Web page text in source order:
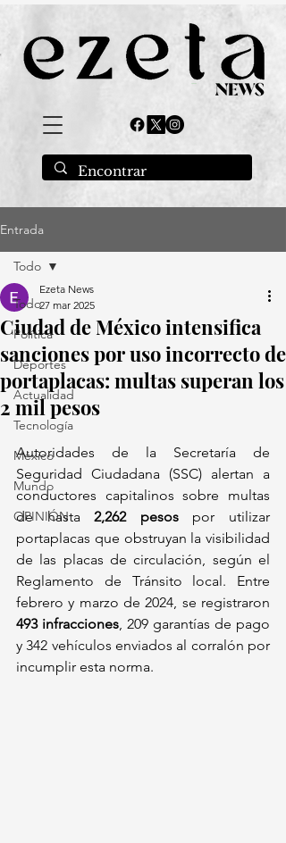
Entrada
Todo
Política
Deportes
Actualidad
Tecnología
México
Mundo
OPINIÓN
Todo
Ciudad de México intensifica
sanciones por uso incorrecto de
portaplacas: multas superan los
2 mil pesos
Ezeta News
27 mar 2025
Autoridades de la Secretaría de
Seguridad Ciudadana (SSC) alertan a
conductores capitalinos sobre multas
de hasta 2,262 pesos por utilizar
portaplacas que obstruyan la visibilidad
de las placas de circulación, según el
Reglamento de Tránsito local. Entre
493 infracciones, 209 garantías de pago
y 342 vehículos enviados al corralón por
incumplir esta norma.